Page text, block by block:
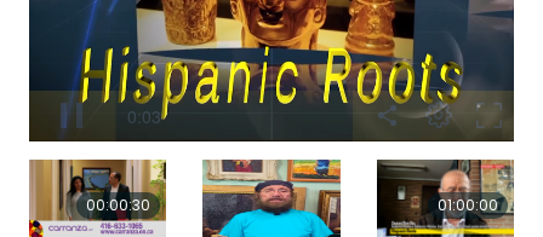
00:00:30 01:00:00